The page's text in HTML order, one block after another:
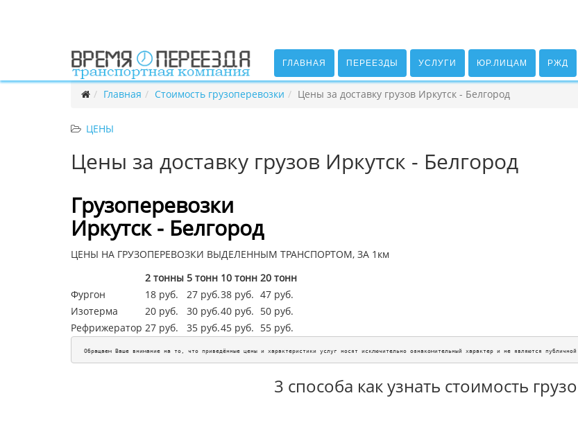
ГЛАВНАЯ ПЕРЕЕЗДЫ УСЛУГИ ЮР.ЛИЦАМ РЖД
Главная Стоимость грузоперевозки Цены за доставку грузов Иркутск - Белгород
ЦЕНЫ
Цены за доставку грузов Иркутск - Белгород
Грузоперевозки
Иркутск - Белгород
ЦЕНЫ НА ГРУЗОПЕРЕВОЗКИ ВЫДЕЛЕННЫМ ТРАНСПОРТОМ, ЗА 1км
2 тонны 5 тонн 10 тонн 20 тонн
Фургон
18 руб. 27 руб.38 руб. 47 руб.
Изотерма
20 руб. 30 руб.40 руб. 50 руб.
Рефрижератор 27 руб. 35 руб.45 руб. 55 руб.
Обращаем Ваше внимание на то, что приведённые цены и характеристики услуг носят исключительно ознакомительный характер и не являются
3 способа как узнать стоимость